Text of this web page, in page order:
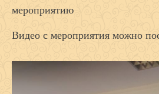
мероприятию
Видео с мероприятия можно